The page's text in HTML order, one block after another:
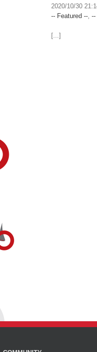
2020/10/30
-- Featured --, --
[...]